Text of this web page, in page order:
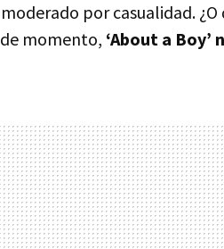
por casualidad.
momento, ‘About a